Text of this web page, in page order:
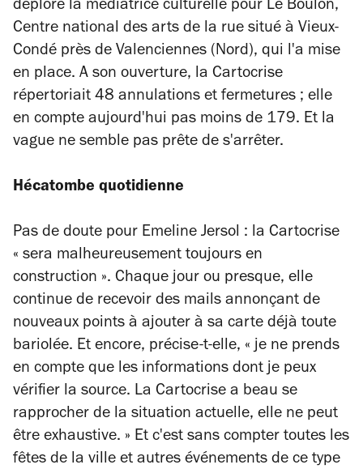
déplore la médiatrice culturelle pour Le Boulon,
Centre national des arts de la rue situé à Vieux-
Condé près de Valenciennes (Nord), qui l'a mise
en place. A son ouverture, la Cartocrise
répertoriait 48 annulations et fermetures ; elle
en compte aujourd'hui pas moins de 179. Et la
vague ne semble pas prête de s'arrêter.
Hécatombe quotidienne
Pas de doute pour Emeline Jersol : la Cartocrise
« sera malheureusement toujours en
construction ». Chaque jour ou presque, elle
continue de recevoir des mails annonçant de
nouveaux points à ajouter à sa carte déjà toute
bariolée. Et encore, précise-t-elle, « je ne prends
en compte que les informations dont je peux
vérifier la source. La Cartocrise a beau se
rapprocher de la situation actuelle, elle ne peut
être exhaustive. » Et c'est sans compter toutes les
fêtes de la ville et autres événements de ce type